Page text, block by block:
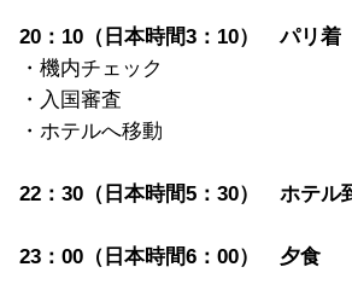
20：10（日本時間3：10） パリ着
・機内チェック
・入国審査
・ホテルへ移動
22：30（日本時間5：30） ホテル
23：00（日本時間6：00） 夕食